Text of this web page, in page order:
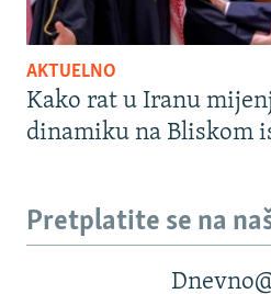
AKTUELNO
Kako rat u Iranu
dinamiku na Bliskom
Pretplatite se na